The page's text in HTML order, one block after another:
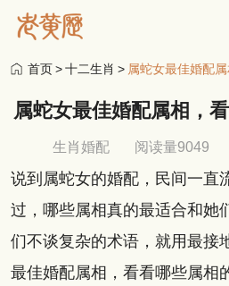
首页>十二生肖 > 属蛇女最佳婚配
属蛇女最佳婚配属相，
生肖婚配 阅读量9049
说到属蛇女的婚配，民间一直
过，哪些属相真的最适合和她
们不谈复杂的术语，就用最接
最佳婚配属相，看看哪些属相